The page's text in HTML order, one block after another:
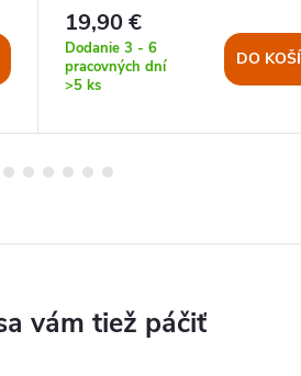
19,90 €
Dodanie 3 - 6
pracovných dní
>5 ks
DO